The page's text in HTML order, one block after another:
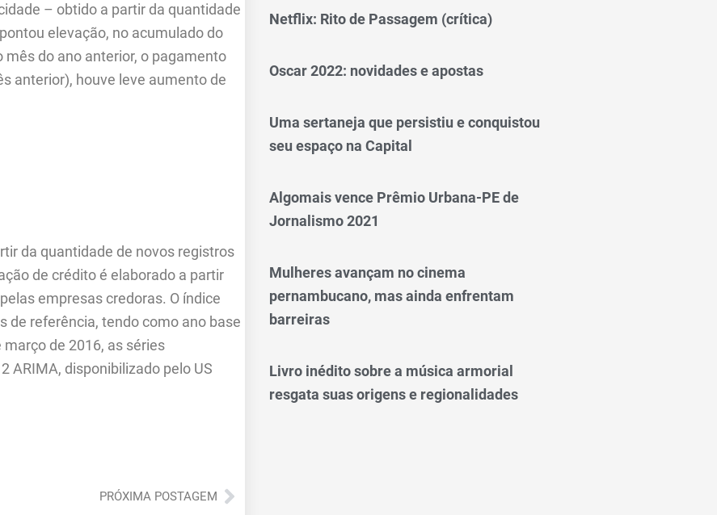
– obtido a partir da quantidade
elevação, no acumulado do
mês do ano anterior, o pagamento
anterior), houve leve aumento de
da quantidade de novos registros
de crédito é elaborado a partir
empresas credoras. O índice
de referência, tendo como ano base
de 2016, as séries
ARIMA, disponibilizado pelo US
PRÓXIMA POSTAGEMPróximo
Netflix: Rito de Passagem (crítica)
Oscar 2022: novidades e apostas
Uma sertaneja que persistiu e conquistou
seu espaço na Capital
Algomais vence Prêmio Urbana-PE de
Jornalismo 2021
Mulheres avançam no cinema
pernambucano, mas ainda enfrentam
barreiras
Livro inédito sobre a música armorial
resgata suas origens e regionalidades